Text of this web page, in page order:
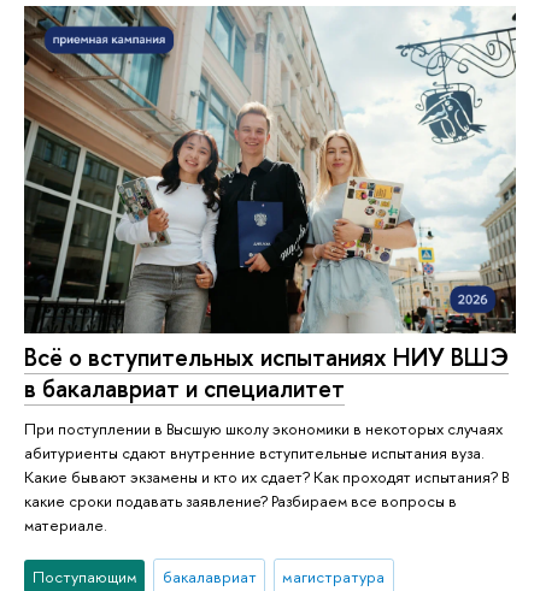
Всё о вступительных испытаниях НИУ ВШЭ
в бакалавриат и специалитет
При поступлении в Высшую школу экономики в некоторых случаях
абитуриенты сдают внутренние вступительные испытания вуза.
Какие бывают экзамены и кто их сдает? Как проходят испытания? В
какие сроки подавать заявление? Разбираем все вопросы в
материале.
Поступающим бакалавриат магистратура